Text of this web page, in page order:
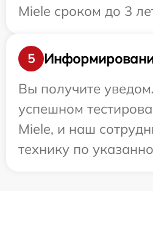
Miele сроком до 3
5
Вы получите
успешном
Miele, и наш
технику по